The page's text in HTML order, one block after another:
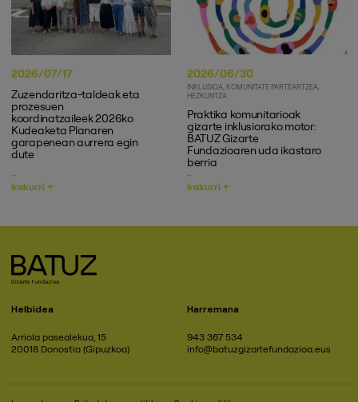
2026/07/17
Zuzendaritza-taldeak eta
prozesuen
koordinatzaileek 2026ko
Kudeaketa Planaren
garapenean aurrera egin
dute
Irakurri +
2026/06/30
INKLUSIOA KOMUNITATE PARTEARTZEA
HEZKUNTZA
Praktika komunitarioak
gizarte inklusiorako motor:
BATUZ Gizarte
Fundazioaren uda ikastaro
berria
Irakurri +
Helbidea
Arriola pasealekua, 15
20018 Donostia (Gipuzkoa)
Harremana
943 367 534
info@batuzgizartefundazioa.eus